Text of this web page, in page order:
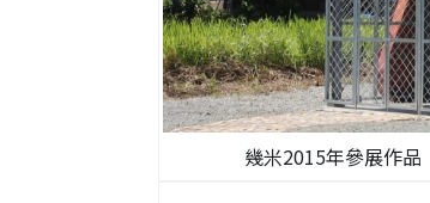
幾米2015年參展作品